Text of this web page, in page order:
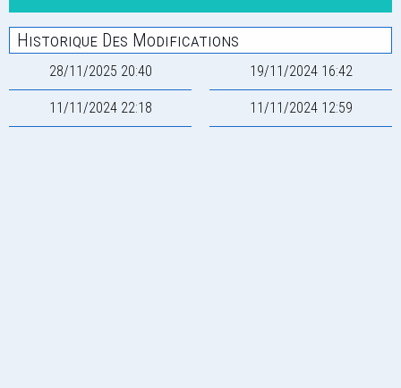
Historique Des Modifications
28/11/2025 20:40 19/11/2024 16:42
11/11/2024 22:18 11/11/2024 12:59